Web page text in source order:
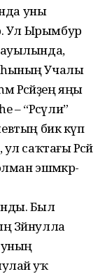
уны
Ул Ырымбур
ауылында,
Учалы
Рәсәйҙең яңы
“Рәсүлиә”
бик күп
саҡтағы Рәсәй
эшмәкәр-
Был
Зәйнулла
уның
уҡ